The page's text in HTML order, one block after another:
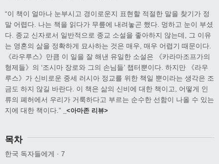
“이 책이 얼마나 눈부시고 경이로운지 표현할 적절한 말을 찾기가 정
말 어렵다. 나는 책을 읽다가 무릎에 내려놓곤 했다. 멍하고 눈이 부셨
다. 종교 신자로서 일반적으로 종교 소설을 좋아하지 않는데, 그 이유
는 영혼의 삶을 정확하게 묘사하는 것은 매우, 매우 어렵기 때문이다.
《라우루스》만큼 이 일을 잘 해낸 유일한 소설은 《카라마조프가의
형제들》의 ‘조시마 장로와 그의 손님들’ 챕터뿐이다. 하지만 《라우
루스》가 신비로운 중세 러시아 정교를 위한 책일 뿐이라는 생각은 조
금도 하지 않길 바란다. 이 책은 삶의 신비에 대한 책이고, 어떻게 인
류의 폐허에서 우리가 거룩하다고 부르는 순수한 선함이 나올 수 있는
지에 대한 책이다.”
_<아마존 리뷰>
목차
한국 독자들에게 · 7